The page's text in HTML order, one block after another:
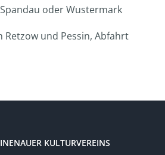
oder Wustermark
Retzow und Pessin, Abfahrt
KULTURVEREINS